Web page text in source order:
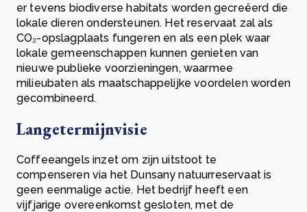
er tevens biodiverse habitats worden gecreëerd die
lokale dieren ondersteunen. Het reservaat zal als
CO₂-opslagplaats fungeren en als een plek waar
lokale gemeenschappen kunnen genieten van
nieuwe publieke voorzieningen, waarmee
milieubaten als maatschappelijke voordelen worden
gecombineerd.
Langetermijnvisie
Coffeeangels inzet om zijn uitstoot te
compenseren via het Dunsany natuurreservaat is
geen eenmalige actie. Het bedrijf heeft een
vijfjarige overeenkomst gesloten, met de